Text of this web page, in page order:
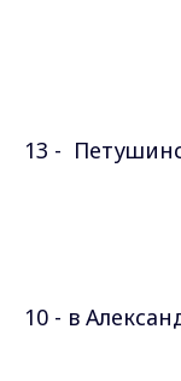
13 -
10 - в